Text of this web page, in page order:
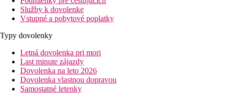
Služby k dovolenke
Vstupné a pobytové poplatky
Typy dovolenky
Letná dovolenka pri mori
Last minute zájazdy
Dovolenka na leto 2026
Dovolenka vlastnou dopravou
Samostatné letenky